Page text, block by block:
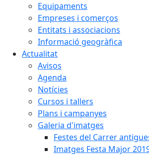
Equipaments
Empreses i comerços
Entitats i associacions
Informació geogràfica
Actualitat
Avisos
Agenda
Notícies
Cursos i tallers
Plans i campanyes
Galeria d'imatges
Festes del Carrer
Imatges Festa Major